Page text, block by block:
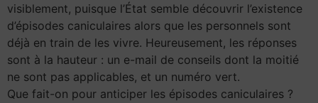
visiblement, puisque l’État semble découvrir l’existence
d’épisodes caniculaires alors que les personnels sont
déjà en train de les vivre. Heureusement, les réponses
sont à la hauteur : un e-mail de conseils dont la moitié
ne sont pas applicables, et un numéro vert.
Que fait-on pour anticiper les épisodes caniculaires ?